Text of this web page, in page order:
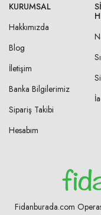
KURUMSAL
Hakkımızda
Blog
İletişim
Banka Bilgilerimiz
Sipariş Takibi
Hesabım
Fidanburada.com